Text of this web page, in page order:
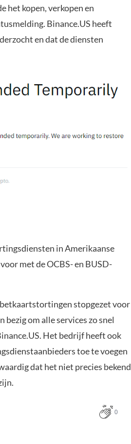
het kopen, verkopen en
Binance.US heeft
en dat de diensten
in Amerikaanse
met de OCBS- en BUSD-
stopgezet voor
bezig om alle services zo snel
Het bedrijf heeft ook
toe te voegen
dat het niet precies bekend
0